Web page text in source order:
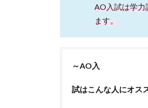
AO入試は学力
ます。
～AO入
試はこんな人にオス